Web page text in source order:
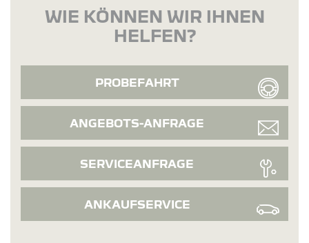
WIE KÖNNEN WIR IHNEN
HELFEN?
PROBEFAHRT
ANGEBOTS-ANFRAGE
SERVICEANFRAGE
ANKAUFSERVICE